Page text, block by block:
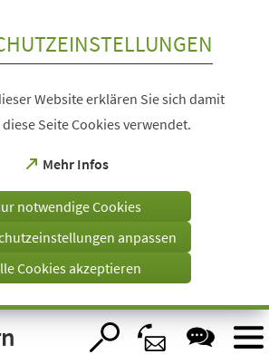
Website erklären Sie sich damit
Seite Cookies verwendet.
Mehr Infos
(Öffnet
einem
Tab)
notwendige Cookies
anpassen
Cookies akzeptieren